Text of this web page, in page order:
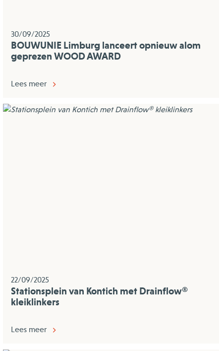
30/09/2025
BOUWUNIE Limburg lanceert opnieuw alom
geprezen WOOD AWARD
Lees meer
22/09/2025
Stationsplein van Kontich met Drainflow®
kleiklinkers
Lees meer